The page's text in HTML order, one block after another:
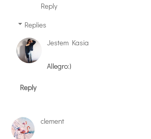
Reply
Replies
Jestem Kasia
Allegro:)
Reply
clement